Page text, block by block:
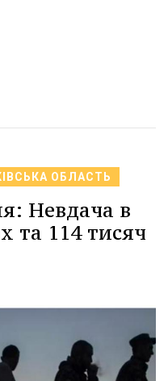
ОБЛАСТЬ
Невдача в
та 114 тисяч